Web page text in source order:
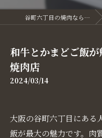
谷町六丁目の焼肉なら焼肉GUTS～離れ～
和牛とかまどご飯
焼肉店
2024/03/14
大阪の谷町六丁目にある
飯が最大の魅力です。肉